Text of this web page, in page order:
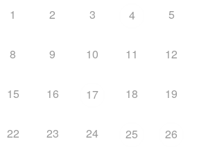
1 2 3 4 5
8 9 10 11 12
15 16 17 18 19
22 23 24 25 26